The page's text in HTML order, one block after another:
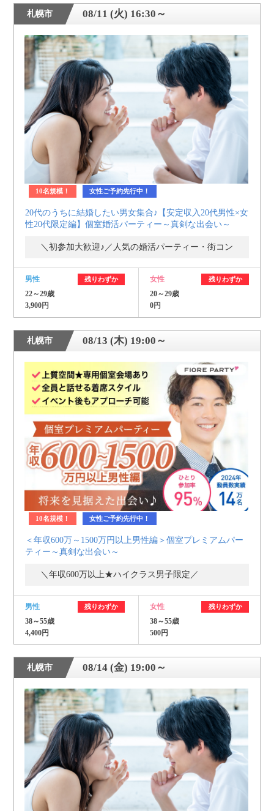
札幌市 08/11 (火) 16:30～
10名規模！ 女性ご予約先行中！
20代のうちに結婚したい男女集合♪【安定収入20代男性×女
性20代限定編】個室婚活パーティー～真剣な出会い～
＼初参加大歓迎♪／人気の婚活パーティー・街コン
男性 残りわずか
22～29歳
3,900円
女性 残りわずか
20～29歳
0円
札幌市 08/13 (木) 19:00～
10名規模！ 女性ご予約先行中！
＜年収600万～1500万円以上男性編＞個室プレミアムパー
ティー～真剣な出会い～
＼年収600万以上★ハイクラス男子限定／
男性 残りわずか
38～55歳
4,400円
女性 残りわずか
38～55歳
500円
札幌市 08/14 (金) 19:00～